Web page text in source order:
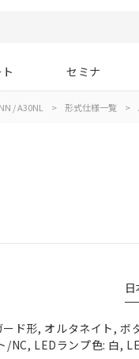
セミナ
/ A30NL > 形式仕様一覧 >
ド形, オルタネイト, ボ
NC, LEDランプ色: 白,